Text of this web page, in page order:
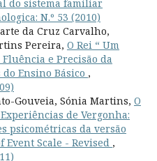
do sistema familiar
N.º 53 (2010)
da Cruz Carvalho,
Pereira, O Rei “ Um
e Precisão da
Ensino Básico ,
Gouveia, Sónia Martins, O
de Vergonha:
psicométricas da versão
Scale - Revised ,